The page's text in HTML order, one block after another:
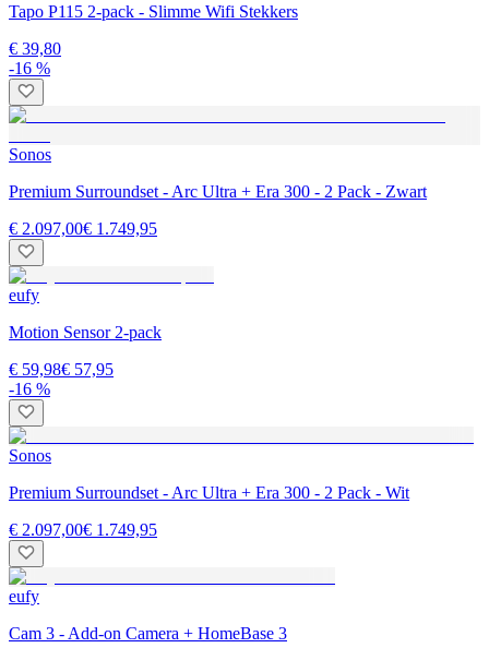
Tapo P115 2-pack - Slimme Wifi Stekkers
€ 39,80
-16 %
Sonos
Premium Surroundset - Arc Ultra + Era 300 - 2 Pack - Zwart
€ 2.097,00€ 1.749,95
eufy
Motion Sensor 2-pack
€ 59,98€ 57,95
-16 %
Sonos
Premium Surroundset - Arc Ultra + Era 300 - 2 Pack - Wit
€ 2.097,00€ 1.749,95
eufy
Cam 3 - Add-on Camera + HomeBase 3